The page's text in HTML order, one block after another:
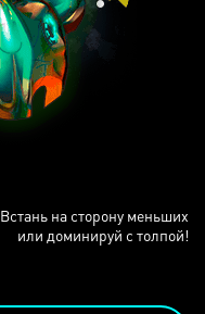
Встань на сторону меньших
или доминируй с толпой!